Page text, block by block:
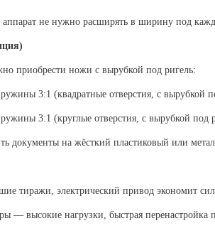
не нужно расширять в ширину под
приобрести ножи с вырубкой под ригель:
3:1 (квадратные отверстия, с вырубкой
3:1 (круглые отверстия, с вырубкой под
документы на жёсткий пластиковый или
тиражи, электрический привод экономит
— высокие нагрузки, быстрая